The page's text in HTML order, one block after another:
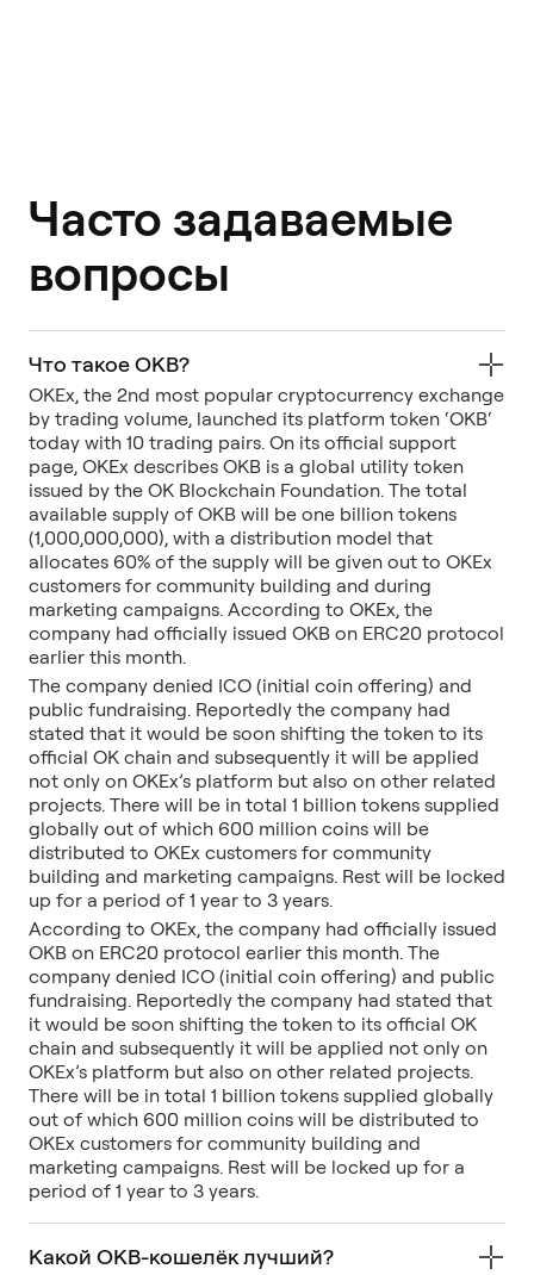
Часто задаваемые
вопросы
Что такое OKB?
OKEx, the 2nd most popular cryptocurrency exchange
by trading volume, launched its platform token ‘OKB‘
today with 10 trading pairs. On its official support
page, OKEx describes OKB is a global utility token
issued by the OK Blockchain Foundation. The total
available supply of OKB will be one billion tokens
(1,000,000,000), with a distribution model that
allocates 60% of the supply will be given out to OKEx
customers for community building and during
marketing campaigns. According to OKEx, the
company had officially issued OKB on ERC20 protocol
earlier this month.
The company denied ICO (initial coin offering) and
public fundraising. Reportedly the company had
stated that it would be soon shifting the token to its
official OK chain and subsequently it will be applied
not only on OKEx’s platform but also on other related
projects. There will be in total 1 billion tokens supplied
globally out of which 600 million coins will be
distributed to OKEx customers for community
building and marketing campaigns. Rest will be locked
up for a period of 1 year to 3 years.
According to OKEx, the company had officially issued
OKB on ERC20 protocol earlier this month. The
company denied ICO (initial coin offering) and public
fundraising. Reportedly the company had stated that
it would be soon shifting the token to its official OK
chain and subsequently it will be applied not only on
OKEx’s platform but also on other related projects.
There will be in total 1 billion tokens supplied globally
out of which 600 million coins will be distributed to
OKEx customers for community building and
marketing campaigns. Rest will be locked up for a
period of 1 year to 3 years.
Какой OKB-кошелёк лучший?